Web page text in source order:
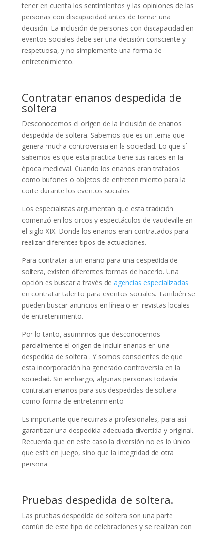
tener en cuenta los sentimientos y las opiniones de las
personas con discapacidad antes de tomar una
decisión. La inclusión de personas con discapacidad en
eventos sociales debe ser una decisión consciente y
respetuosa, y no simplemente una forma de
entretenimiento.
Contratar enanos despedida de
soltera
Desconocemos el origen de la inclusión de enanos
despedida de soltera. Sabemos que es un tema que
genera mucha controversia en la sociedad. Lo que sí
sabemos es que esta práctica tiene sus raíces en la
época medieval. Cuando los enanos eran tratados
como bufones o objetos de entretenimiento para la
corte durante los eventos sociales
Los especialistas argumentan que esta tradición
comenzó en los circos y espectáculos de vaudeville en
el siglo XIX. Donde los enanos eran contratados para
realizar diferentes tipos de actuaciones.
Para contratar a un enano para una despedida de
soltera, existen diferentes formas de hacerlo. Una
opción es buscar a través de agencias especializadas
en contratar talento para eventos sociales. También se
pueden buscar anuncios en línea o en revistas locales
de entretenimiento.
Por lo tanto, asumimos que desconocemos
parcialmente el origen de incluir enanos en una
despedida de soltera . Y somos conscientes de que
esta incorporación ha generado controversia en la
sociedad. Sin embargo, algunas personas todavía
contratan enanos para sus despedidas de soltera
como forma de entretenimiento.
Es importante que recurras a profesionales, para así
garantizar una despedida adecuada divertida y original.
Recuerda que en este caso la diversión no es lo único
que está en juego, sino que la integridad de otra
persona.
Pruebas despedida de soltera.
Las pruebas despedida de soltera son una parte
común de este tipo de celebraciones y se realizan con